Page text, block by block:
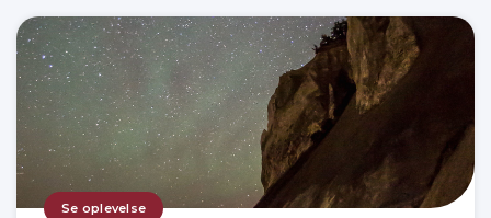
Se oplevelse